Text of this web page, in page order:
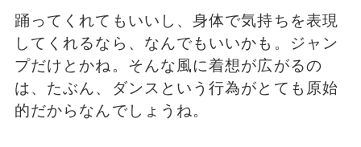
踊ってくれてもいいし、身体で気持ちを表現
してくれるなら、なんでもいいかも。ジャン
プだけとかね。そんな風に着想が広がるの
は、たぶん、ダンスという行為がとても原始
的だからなんでしょうね。